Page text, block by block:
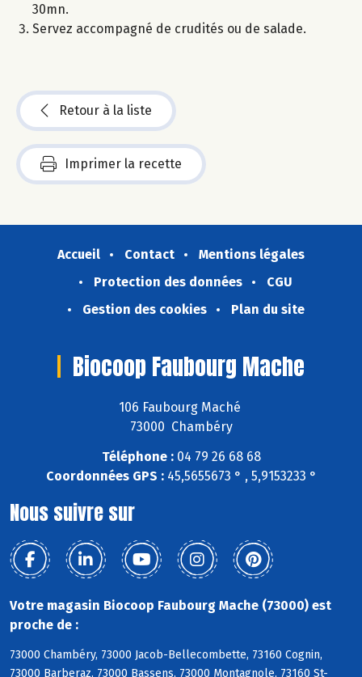
30mn.
Servez accompagné de crudités ou de salade.
Retour à la liste
Imprimer la recette
Accueil Contact
Mentions légales
Protection des données
CGU
Gestion des cookies
Plan du site
Biocoop Faubourg Mache
106 Faubourg Maché
73000 Chambéry
Téléphone :04 79 26 68 68
Coordonnées GPS :45,5655673 ° , 5,9153233 °
Nous suivre sur
Votre magasin Biocoop Faubourg Mache (73000) est
proche de :
73000 Chambéry, 73000 Jacob-Bellecombette, 73160 Cognin,
73000 Barberaz, 73000 Bassens, 73000 Montagnole, 73160 St-